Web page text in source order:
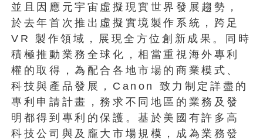
並且因應元宇宙虛擬現實世界發展趨勢，
於去年首次推出虛擬實境製作系統，跨足
VR 製作領域，展現全方位創新成果。同時
積極推動業務全球化，相當重視海外專利
權的取得，為配合各地市場的商業模式、
科技與產品發展，Canon 致力制定詳盡的
專利申請計畫，務求不同地區的業務及發
明都得到專利的保護。基於美國有許多高
科技公司與及龐大市場規模，成為業務發